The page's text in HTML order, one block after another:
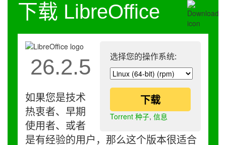
下载 LibreOffice
选择您的操作系统:
下载
Torrent 种子, 信息
26.2.5
如果您是技术
热衷者、早期
使用者、或者
是有经验的用户，那么这个版本很适合